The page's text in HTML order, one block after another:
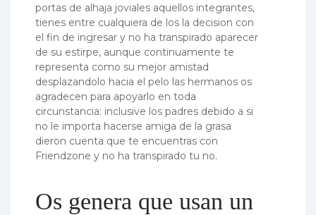
portas de alhaja joviales aquellos integrantes,
tienes entre cualquiera de los la decision con
el fin de ingresar y no ha transpirado aparecer
de su estirpe, aunque continuamente te
representa como su mejor amistad
desplazandolo hacia el pelo las hermanos os
agradecen para apoyarlo en toda
circunstancia: inclusive los padres debido a si
no le importa hacerse amiga de la grasa
dieron cuenta que te encuentras con
Friendzone y no ha transpirado tu no.
Os genera que usan un